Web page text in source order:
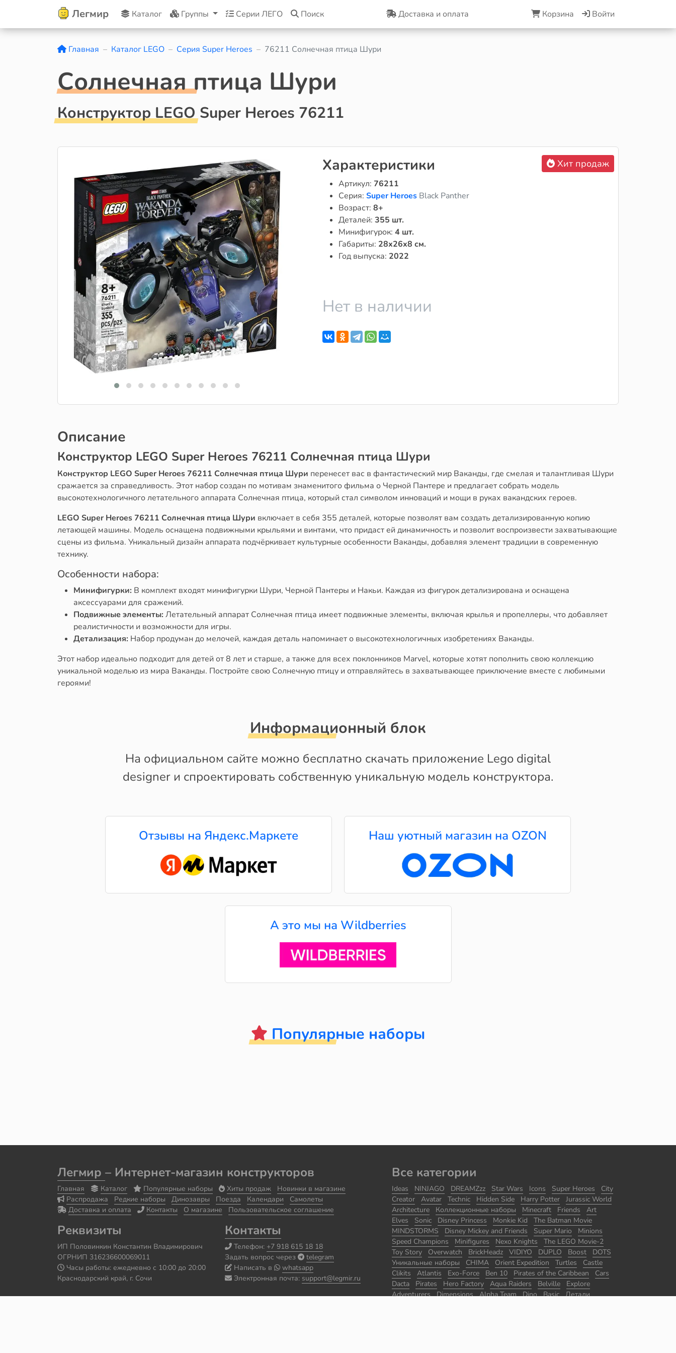
Легмир Каталог Группы Серии ЛЕГО Поиск Доставка и оплата Корзина Войти
Главная Каталог LEGO Серия Super Heroes 76211 Солнечная птица Шури
Солнечная птица Шури
Конструктор LEGO Super Heroes 76211
Хит продаж
Характеристики
Артикул: 76211
Серия: Super Heroes Black Panther
Возраст: 8+
Деталей: 355 шт.
Минифигурок: 4 шт.
Габариты: 28x26x8 см.
Год выпуска: 2022
Нет в наличии
Описание
Конструктор LEGO Super Heroes 76211 Солнечная птица Шури
Конструктор LEGO Super Heroes 76211 Солнечная птица Шури перенесет вас в фантастический мир Ваканды, где смелая и талантливая Шури
сражается за справедливость. Этот набор создан по мотивам знаменитого фильма о Черной Пантере и предлагает собрать модель
высокотехнологичного летательного аппарата Солнечная птица, который стал символом инноваций и мощи в руках вакандских героев.
LEGO Super Heroes 76211 Солнечная птица Шури включает в себя 355 деталей, которые позволят вам создать детализированную копию
летающей машины. Модель оснащена подвижными крыльями и винтами, что придаст ей динамичность и позволит воспроизвести захватывающие
сцены из фильма. Уникальный дизайн аппарата подчёркивает культурные особенности Ваканды, добавляя элемент традиции в современную
технику.
Особенности набора:
Минифигурки: В комплект входят минифигурки Шури, Черной Пантеры и Накьи. Каждая из фигурок детализирована и оснащена
аксессуарами для сражений.
Подвижные элементы:Летательный аппарат Солнечная птица имеет подвижные элементы, включая крылья и пропеллеры, что добавляет
реалистичности и возможности для игры.
Детализация: Набор продуман до мелочей, каждая деталь напоминает о высокотехнологичных изобретениях Ваканды.
Этот набор идеально подходит для детей от 8 лет и старше, а также для всех поклонников Marvel, которые хотят пополнить свою коллекцию
уникальной моделью из мира Ваканды. Постройте свою Солнечную птицу и отправляйтесь в захватывающее приключение вместе с любимыми
героями!
Информационный блок
На официальном сайте можно бесплатно скачать приложение Lego digital
designer и спроектировать собственную уникальную модель конструктора.
Отзывы на Яндекс.Маркете Наш уютный магазин на OZON
А это мы на Wildberries
Популярные наборы
Легмир – Интернет-магазин конструкторов
Главная Каталог Популярные наборы Хиты продаж
Новинки в магазине
Распродажа
Редкие наборы Динозавры Поезда Календари
Самолеты
Доставка и оплата
Контакты О магазине Пользовательское соглашение
Реквизиты
ИП Половинкин Константин Владимирович
ОГРНИП 316236600069011
Часы работы: ежедневно с 10:00 до 20:00
Краснодарский край, г. Сочи
Контакты
Телефон: +7 918 615 18 18
Задать вопрос через
telegram
Написать в
whatsapp
Электронная почта: support@legmir.ru
Все категории
Ideas NINJAGO DREAMZzz Star Wars Icons Super Heroes
City
Creator
Avatar Technic Hidden Side Harry Potter
Jurassic World
Architecture
Коллекционные наборы Minecraft Friends
Art
Elves
Sonic Disney Princess Monkie Kid
The Batman Movie
MINDSTORMS
Disney Mickey and Friends Super Mario
Minions
Speed Champions
Minifigures Nexo Knights
The LEGO Movie-2
Toy Story
Overwatch BrickHeadz VIDIYO DUPLO Boost
DOTS
Уникальные наборы
CHIMA Orient Expedition Turtles
Castle
Clikits
Atlantis Exo-Force Ben 10 Pirates of the Caribbean
Cars
Dacta
Pirates Hero Factory Aqua Raiders Belville
Explore
Adventurers
Dimensions Alpha Team Dino Basic
Детали